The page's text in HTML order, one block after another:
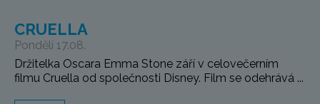
CRUELLA
Pondělí 17.08.
Držitelka Oscara Emma Stone září v celovečerním
filmu Cruella od společnosti Disney. Film se odehrává ...